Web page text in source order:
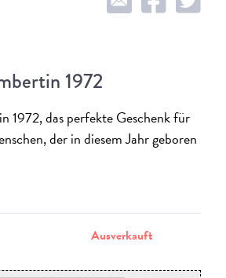
1972
1972, das perfekte Geschenk für
der in diesem Jahr geboren
Ausverkauft